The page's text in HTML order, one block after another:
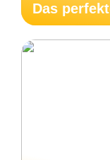
Das